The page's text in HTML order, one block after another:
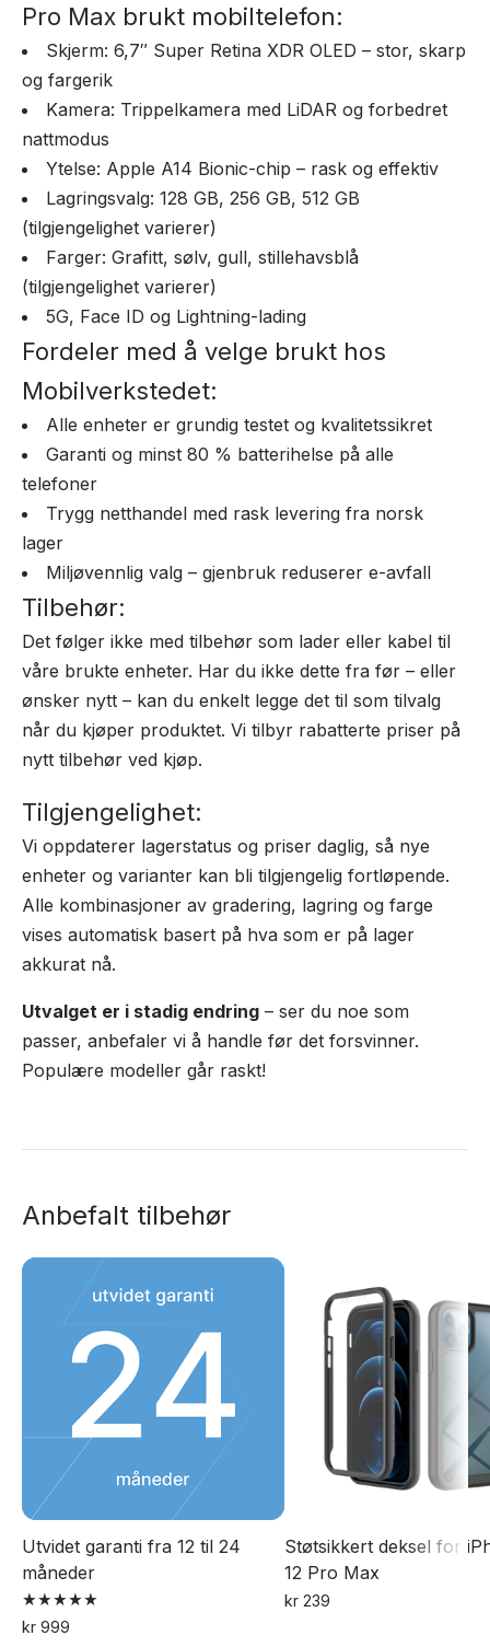
Pro Max brukt mobiltelefon:
Skjerm: 6,7″ Super Retina XDR OLED – stor, skarp
og fargerik
Kamera: Trippelkamera med LiDAR og forbedret
nattmodus
Ytelse: Apple A14 Bionic-chip – rask og effektiv
Lagringsvalg: 128 GB, 256 GB, 512 GB
(tilgjengelighet varierer)
Farger: Grafitt, sølv, gull, stillehavsblå
(tilgjengelighet varierer)
5G, Face ID og Lightning-lading
Fordeler med å velge brukt hos
Mobilverkstedet:
Alle enheter er grundig testet og kvalitetssikret
Garanti og minst 80 % batterihelse på alle
telefoner
Trygg netthandel med rask levering fra norsk
lager
Miljøvennlig valg – gjenbruk reduserer e-avfall
Tilbehør:
Det følger ikke med tilbehør som lader eller kabel til
våre brukte enheter. Har du ikke dette fra før – eller
ønsker nytt – kan du enkelt legge det til som tilvalg
når du kjøper produktet. Vi tilbyr rabatterte priser på
nytt tilbehør ved kjøp.
Tilgjengelighet:
Vi oppdaterer lagerstatus og priser daglig, så nye
enheter og varianter kan bli tilgjengelig fortløpende.
Alle kombinasjoner av gradering, lagring og farge
vises automatisk basert på hva som er på lager
akkurat nå.
Utvalget er i stadig endring – ser du noe som
passer, anbefaler vi å handle før det forsvinner.
Populære modeller går raskt!
Anbefalt tilbehør
Utvidet garanti fra 12 til 24
måneder
Vurdert
5.00
kr 999
Støtsikkert deksel for
12 Pro Max
kr239